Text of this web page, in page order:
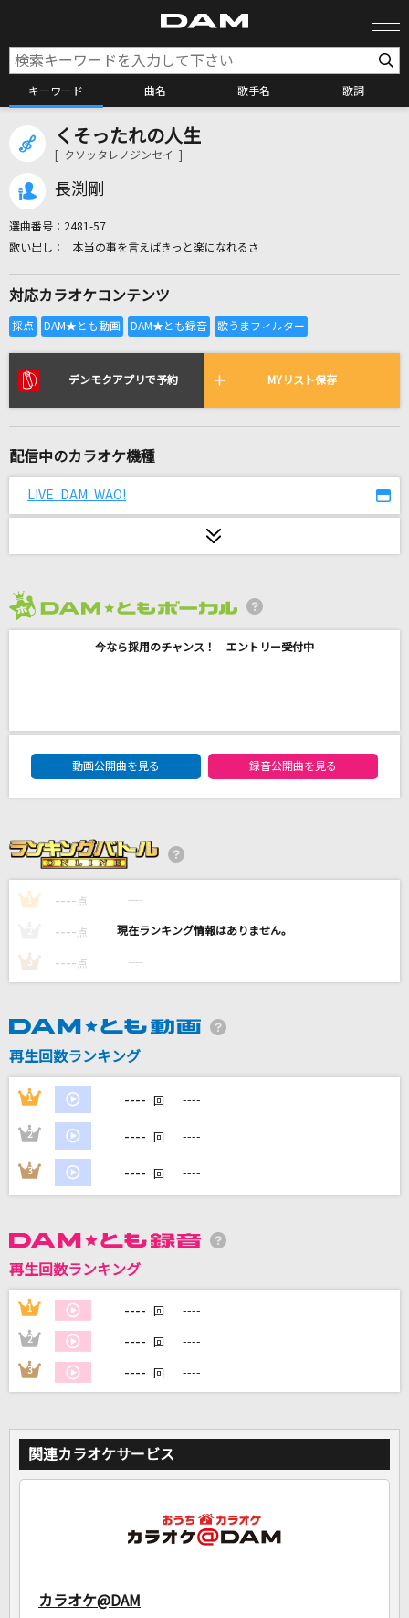
キーワード 曲名 歌手名 歌詞
カラオケ検索
全国りれき
リアルタイムで歌われている曲の一覧
楓
[生音]花ふたたび
小金沢昇司
キラキラ
FUNKY MONKEY BABYS
フルボコ
吉岡亜衣加
カラオケ最新情報をチェック！
くそったれの人生
[ クソッタレノジンセイ ]
長渕剛
選曲番号： 2481-57
本当の事を言えばきっと楽になれるさ
対応カラオケコンテンツ
デンモクアプリで予約 MYリスト保存
配信中のカラオケ機種
LIVE DAM WAO!
今なら採用のチャンス！ エントリー受付中
DAM★ともボーカルエントリーランキング
動画公開曲を見る
録音公開曲を見る
1 ---- 点 ----
---- 点 ----
3 ---- 点 ----
再生回数ランキング
1 ---- 回 ----
2 ---- 回 ----
3 ---- 回 ----
再生回数ランキング
1 ---- 回 ----
2 ---- 回 ----
3 ---- 回 ----
関連カラオケサービス
カラオケ@DAM